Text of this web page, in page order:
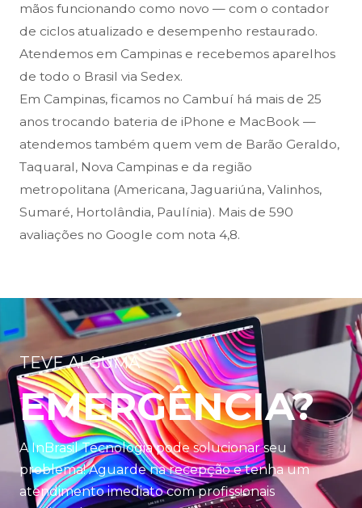
mãos funcionando como novo — com o contador
de ciclos atualizado e desempenho restaurado.
Atendemos em Campinas e recebemos aparelhos
de todo o Brasil via Sedex.
Em Campinas, ficamos no Cambuí há mais de 25
anos trocando bateria de iPhone e MacBook —
atendemos também quem vem de Barão Geraldo,
Taquaral, Nova Campinas e da região
metropolitana (Americana, Jaguariúna, Valinhos,
Sumaré, Hortolândia, Paulínia). Mais de 590
avaliações no Google com nota 4,8.
TEVE ALGUMA
EMERGÊNCIA?
A InBrasil Tecnologia pode solucionar seu
problema! Aguarde na recepção e tenha um
atendimento imediato com profissionais